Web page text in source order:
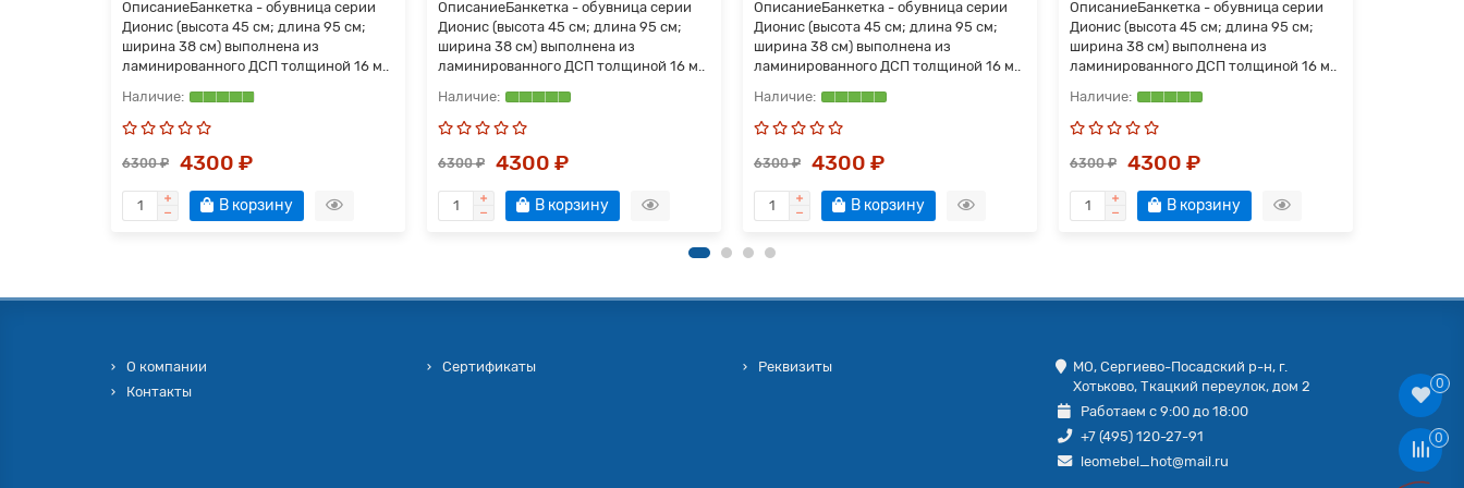
Описание Банкетка - обувница серии
Дионис (высота 45 см; длина 95 см;
ширина 38 см) выполнена из
ламинированного ДСП толщиной 16 м..
6300 ₽ 4300 ₽
В корзину
Описание Банкетка - обувница серии
Дионис (высота 45 см; длина 95 см;
ширина 38 см) выполнена из
ламинированного ДСП толщиной 16 м..
6300 ₽ 4300 ₽
В корзину
Описание Банкетка - обувница серии
Дионис (высота 45 см; длина 95 см;
ширина 38 см) выполнена из
ламинированного ДСП толщиной 16 м..
6300 ₽ 4300 ₽
В корзину
Описание Банкетка - обувница серии
Дионис (высота 45 см; длина 95 см;
ширина 38 см) выполнена из
ламинированного ДСП толщиной 16 м..
6300 ₽ 4300 ₽
В корзину
О компании
Контакты
Сертификаты Реквизиты
МО, Сергиево-Посадский р-н, г.
Хотьково, Ткацкий переулок, дом 2
Работаем с 9:00 до 18:00
+7 (495) 120-27-91
leomebel_hot@mail.ru
0
0